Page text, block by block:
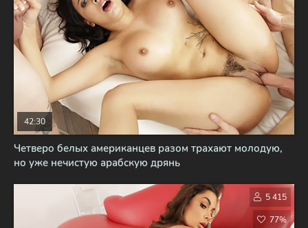
Четверо белых американцев разом трахают молодую,
но уже нечистую арабскую дрянь
42:30
5 415
77%